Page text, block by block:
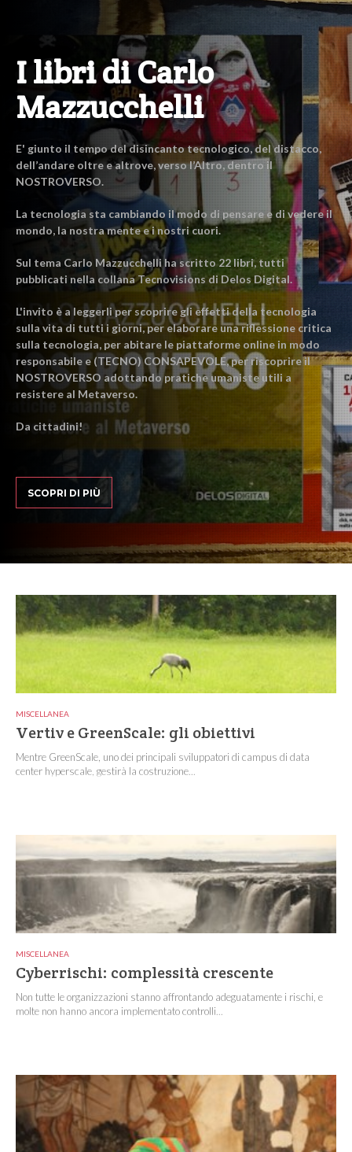
I libri di Carlo
Mazzucchelli
E' giunto il tempo del disincanto tecnologico, del distacco,
dell’andare oltre e altrove, verso l’Altro, dentro il
NOSTROVERSO.
La tecnologia sta cambiando il modo di pensare e di vedere il
mondo, la nostra mente e i nostri cuori.
Sul tema Carlo Mazzucchelli ha scritto 22 libri, tutti
pubblicati nella collana Tecnovisions di Delos Digital.
L'invito è a leggerli per scoprire gli effetti della tecnologia
sulla vita di tutti i giorni, per elaborare una riflessione critica
sulla tecnologia, per abitare le piattaforme online in modo
responsabile e (TECNO) CONSAPEVOLE, per riscoprire il
NOSTROVERSO adottando pratiche umaniste utili a
resistere al Metaverso.
Da cittadini!
SCOPRI DI PIÙ
MISCELLANEA
Vertiv e GreenScale: gli obiettivi
Mentre GreenScale, uno dei principali sviluppatori di campus di data
center hyperscale, gestirà la costruzione...
MISCELLANEA
Cyberrischi: complessità crescente
Non tutte le organizzazioni stanno affrontando adeguatamente i rischi, e
molte non hanno ancora implementato controlli...